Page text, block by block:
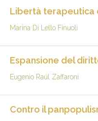
Libertà terapeutica
Marina Di Lello Finuoli
Espansione del
Eugenio Raúl Zaffaroni
Contro il